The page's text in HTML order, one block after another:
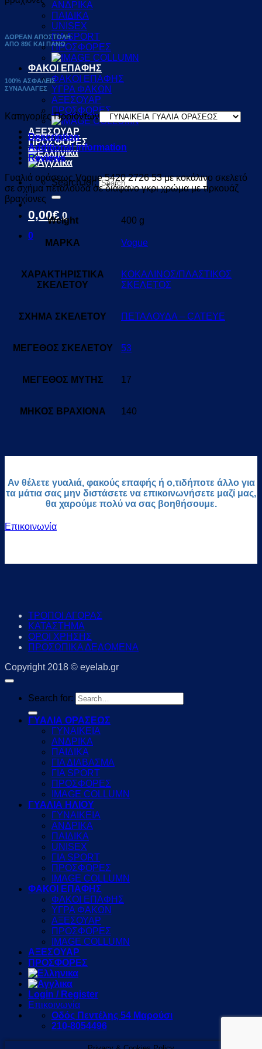
ΑΝΔΡΙΚΑ
ΠΑΙΔΙΚΑ
UNISEX
ΓΙΑ SPORT
ΠΡΟΣΦΟΡΕΣ
ΦΑΚΟΙ ΕΠΑΦΗΣ
ΦΑΚΟΙ ΕΠΑΦΗΣ
ΥΓΡΑ ΦΑΚΩΝ
ΑΞΕΣΟΥΑΡ
ΠΡΟΣΦΟΡΕΣ
ΑΞΕΣΟΥΑΡ
ΠΡΟΣΦΟΡΕΣ
Search for:
0,00€ 0
0
ΔΩΡΕΑΝ ΑΠΟΣΤΟΛΗ
ΑΠΟ 89€ ΚΑΙ ΠΑΝΩ
100% ΑΣΦΑΛΕΙΣ
ΣΥΝΑΛΛΑΓΕΣ
Κατηγορίες Προϊόντων
Description
Additional information
Reviews
Γυαλιά οράσεως Vogue 5420 2726 53 με κοκάλινο σκελετό
σε σχήμα πεταλούδα σε διάφανο γκρι χρώμα με τιρκουάζ
βραχίονες
Weight 400 g
ΜΑΡΚΑ Vogue
ΧΑΡΑΚΤΗΡΙΣΤΙΚΑ
ΣΚΕΛΕΤΟΥ
ΚΟΚΑΛΙΝΟΣ/ΠΛΑΣΤΙΚΟΣ
ΣΚΕΛΕΤΟΣ
ΣΧΗΜΑ ΣΚΕΛΕΤΟΥ ΠΕΤΑΛΟΥΔΑ – CATEYE
ΜΕΓΕΘΟΣ ΣΚΕΛΕΤΟΥ 53
ΜΕΓΕΘΟΣ ΜΥΤΗΣ 17
ΜΗΚΟΣ ΒΡΑΧΙΟΝΑ 140
Αν θέλετε γυαλιά, φακούς επαφής ή ο,τιδήποτε άλλο για
τα μάτια σας μην διστάσετε να επικοινωνήσετε μαζί μας,
θα χαρούμε πολύ να σας βοηθήσουμε.
Επικοινωνία
ΤΡΟΠΟΙ ΑΓΟΡΑΣ
ΚΑΤΑΣΤΗΜΑ
ΟΡΟΙ ΧΡΗΣΗΣ
ΠΡΟΣΩΠΙΚΑ ΔΕΔΟΜΕΝΑ
Copyright 2018 © eyelab.gr
Search for:
ΓΥΑΛΙΑ ΟΡΑΣΕΩΣ
ΓΥΝΑΙΚΕΙΑ
ΑΝΔΡΙΚΑ
ΠΑΙΔΙΚΑ
ΓΙΑ ΔΙΑΒΑΣΜΑ
ΓΙΑ SPORT
ΠΡΟΣΦΟΡΕΣ
IMAGE COLLUMN
ΓΥΑΛΙΑ ΗΛΙΟΥ
ΓΥΝΑΙΚΕΙΑ
ΑΝΔΡΙΚΑ
ΠΑΙΔΙΚΑ
UNISEX
ΓΙΑ SPORT
ΠΡΟΣΦΟΡΕΣ
IMAGE COLLUMN
ΦΑΚΟΙ ΕΠΑΦΗΣ
ΦΑΚΟΙ ΕΠΑΦΗΣ
ΥΓΡΑ ΦΑΚΩΝ
ΑΞΕΣΟΥΑΡ
ΠΡΟΣΦΟΡΕΣ
IMAGE COLLUMN
ΑΞΕΣΟΥΑΡ
ΠΡΟΣΦΟΡΕΣ
Login / Register
Επικοινωνία
Οδός Πεντέλης 54 Μαρούσι
210-8054496